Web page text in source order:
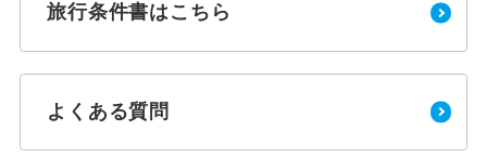
旅行条件書はこちら
よくある質問